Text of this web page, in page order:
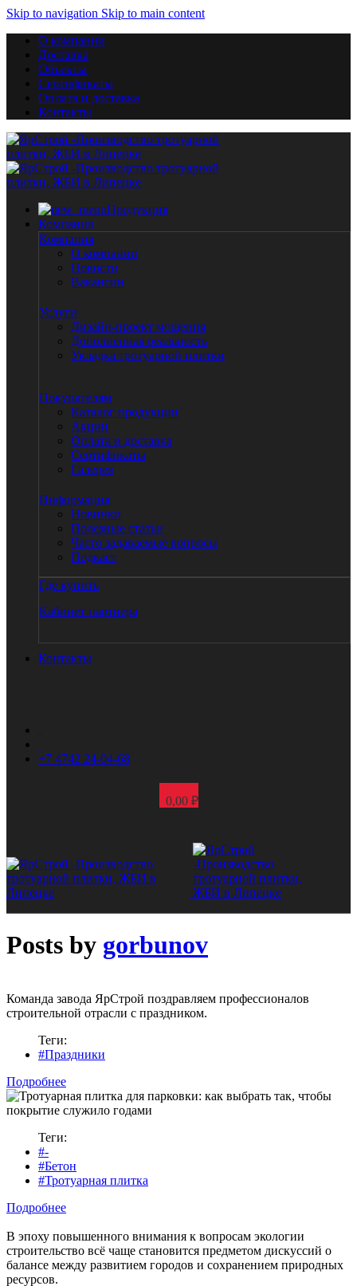
Skip to navigation Skip to main content
О компании
Доставка
Объекты
Сертификаты
Оплата и доставка
Контакты
Продукция
Компания
Компания
О компании
Новости
Вакансии
Услуги
Дизайн-проект мощения
Дополненная реальность
Укладка тротуарной плитки
Покупателям
Каталог продукции
Акции
Оплата и доставка
Сертификаты
Галерея
Информация
Новинки
Полезные статьи
Часто задаваемые вопросы
Подкаст
Где купить
Кабинет партнера
Контакты
+7 4742 24-04-68
0,00 ₽
Posts by gorbunov
Команда завода ЯрСтрой поздравляем профессионалов
строительной отрасли с праздником.
Теги:
#Праздники
Подробнее
Теги:
#-
#Бетон
#Тротуарная плитка
Подробнее
В эпоху повышенного внимания к вопросам экологии
строительство всё чаще становится предметом дискуссий о
балансе между развитием городов и сохранением природных
ресурсов.